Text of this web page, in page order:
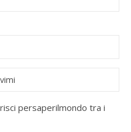
persaperilmondo tra i